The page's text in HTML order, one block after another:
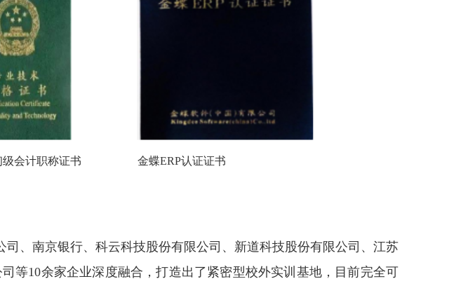
级会计职称证书 金蝶ERP认证证书
、南京银行、科云科技股份有限公司、新道科技股份有限公司、江苏
等10余家企业深度融合，打造出了紧密型校外实训基地，目前完全可